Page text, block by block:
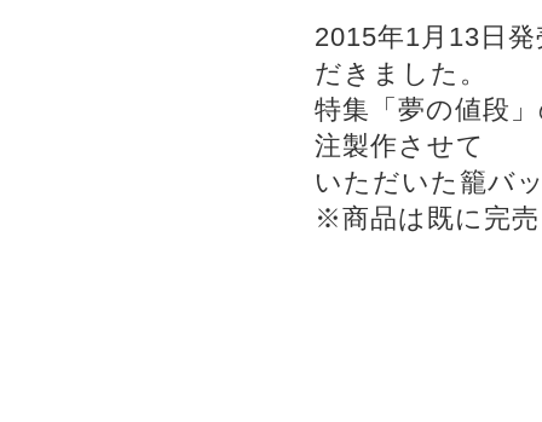
2015年1月13日
だきました。
特集「夢の値段
注製作させて
いただいた籠バ
※商品は既に完